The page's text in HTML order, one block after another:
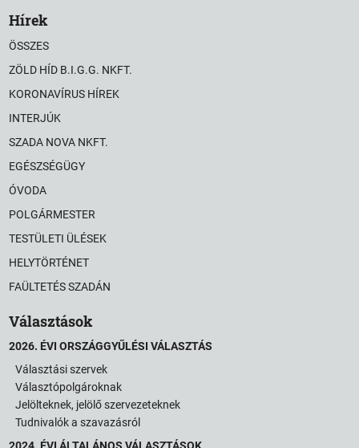
Hírek
ÖSSZES
ZÖLD HÍD B.I.G.G. NKFT.
KORONAVÍRUS HÍREK
INTERJÚK
SZADA NOVA NKFT.
EGÉSZSÉGÜGY
ÓVODA
POLGÁRMESTER
TESTÜLETI ÜLÉSEK
HELYTÖRTÉNET
FAÜLTETÉS SZADÁN
Választások
2026. ÉVI ORSZÁGGYŰLÉSI VÁLASZTÁS
Választási szervek
Választópolgároknak
Jelölteknek, jelölő szervezeteknek
Tudnivalók a szavazásról